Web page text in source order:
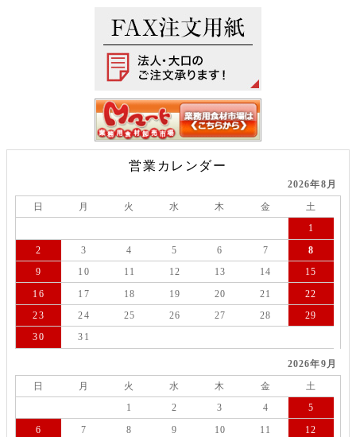
営業カレンダー
2026年8月
日 月 火 水 木 金
土
1
2
3 4 5 6 7
8
9
10 11 12 13 14
15
16
17 18 19 20 21
22
23
24 25 26 27 28
29
30
31
2026年9月
日 月 火 水 木 金
土
1
2 3 4
5
6
7 8 9 10 11
12